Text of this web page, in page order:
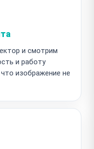
и смотрим
и работу
изображение не